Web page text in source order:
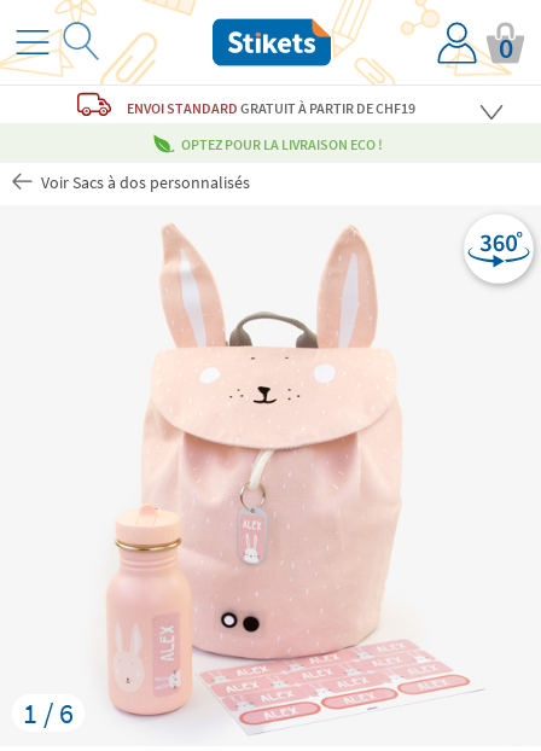
0
ENVOI STANDARD GRATUITÀ PARTIR DE CHF19
OPTEZ POUR LA LIVRAISON ECO !
Voir Sacs à dos personnalisés
1 / 6